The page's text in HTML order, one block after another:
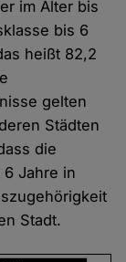
im Alter bis
bis 6
heißt 82,2
gelten
Städten
die
Jahre in
Stadt.